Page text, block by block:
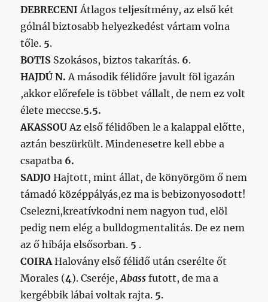
DEBRECENI Átlagos teljesítmény, az első két
gólnál biztosabb helyezkedést vártam volna
tőle. 5.
BOTIS Szokásos, biztos takarítás. 6.
HAJDÚ N.A második félidőre javult föl igazán
,akkor előrefele is többet vállalt, de nem ez volt
élete meccse.5.5.
AKASSOUAz első félidőben le a kalappal előtte,
aztán beszürkült. Mindenesetre kell ebbe a
csapatba 6.
SADJO Hajtott, mint állat, de könyörgöm ő nem
támadó középpályás,ez ma is bebizonyosodott!
Cselezni,kreatívkodni nem nagyon tud, elöl
pedig nem elég a bulldogmentalitás. De ez nem
az ő hibája elsősorban. 5 .
COIRAHalovány első félidő után cserélte őt
Morales (4). Cseréje,Abass futott, de ma a
kergébbik lábai voltak rajta. 5.